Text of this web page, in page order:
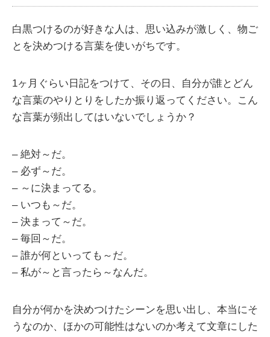
白黒つけるのが好きな人は、思い込みが激しく、物ご
とを決めつける言葉を使いがちです。
1ヶ月ぐらい日記をつけて、その日、自分が誰とどん
な言葉のやりとりをしたか振り返ってください。こん
な言葉が頻出してはいないでしょうか？
– 絶対～だ。
– 必ず～だ。
– ～に決まってる。
– いつも～だ。
– 決まって～だ。
– 毎回～だ。
– 誰が何といっても～だ。
– 私が～と言ったら～なんだ。
自分が何かを決めつけたシーンを思い出し、本当にそ
うなのか、ほかの可能性はないのか考えて文章にした